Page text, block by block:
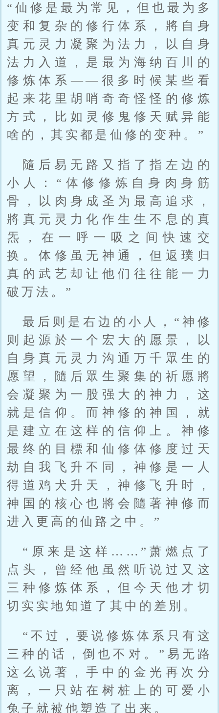
“仙修是最为常见，但也最为多
变和复杂的修行体系，將自身
真元灵力凝聚为法力，以自身
法力入道，是最为海纳百川的
修炼体系——很多时候某些看
起来花里胡哨奇奇怪怪的修炼
方式，比如灵修鬼修天赋异能
啥的，其实都是仙修的变种。”
隨后易无路又指了指左边的
小人：“体修修炼自身肉身筋
骨，以肉身成圣为最高追求，
將真元灵力化作生生不息的真
炁，在一呼一吸之间快速交
换。体修虽无神通，但返璞归
真的武艺却让他们往往能一力
破万法。”
最后则是右边的小人，“神修
则起源於一个宏大的愿景，以
自身真元灵力沟通万千眾生的
愿望，隨后眾生聚集的祈愿將
会凝聚为一股强大的神力，这
就是信仰。而神修的神国，就
是建立在这样的信仰上。神修
最终的目標和仙修体修度过天
劫自我飞升不同，神修是一人
得道鸡犬升天，神修飞升时，
神国的核心也將会隨著神修而
进入更高的仙路之中。”
“原来是这样……”萧燃点了
点头，曾经他虽然听说过又这
三种修炼体系，但今天他才切
切实实地知道了其中的差別。
“不过，要说修炼体系只有这
三种的话，倒也不对。”易无路
这么说著，手中的金光再次分
离，一只站在树桩上的可爱小
兔子就被他塑造了出来。